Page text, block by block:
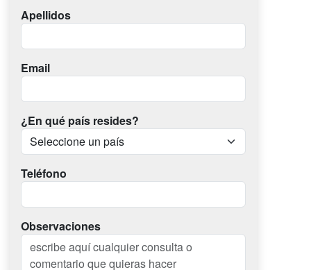
Apellidos
Email
¿En qué país resides?
Teléfono
Observaciones